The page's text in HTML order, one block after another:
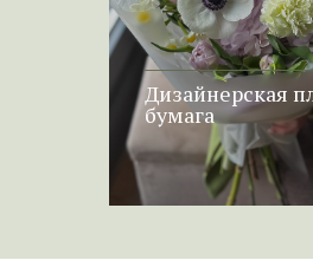
Дизайнерская
бумага